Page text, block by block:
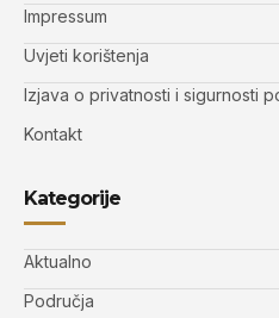
Impressum
Uvjeti korištenja
Izjava o privatnosti i sigurnosti
Kontakt
Kategorije
Aktualno
Područja